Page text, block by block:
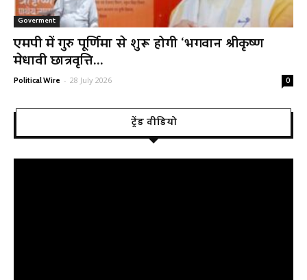
Goverment
एमपी में गुरु पूर्णिमा से शुरू होगी ‘भगवान श्रीकृष्ण
मेधावी छात्रवृत्ति...
Political Wire - 28 July 2026 0
ट्रेंड वीडियो